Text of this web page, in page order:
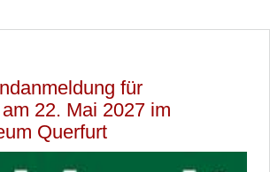
für
22. Mai 2027 im
Querfurt